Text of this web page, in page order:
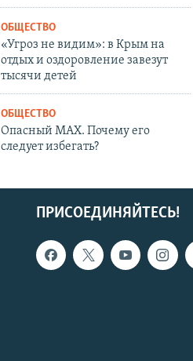
ОБЩЕСТВО
«Угроз не видим»: в Крым на
отдых и оздоровление завезут
тысячи детей
ОБЩЕСТВО
Опасный MAX. Почему его
следует избегать?
ПРИСОЕДИНЯЙТЕСЬ!